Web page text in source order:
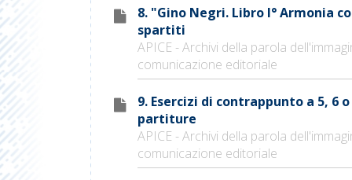
8. "Gino Negri. Libro I° Armonia
spartiti
APICE - Archivi della parola
comunicazione editoriale
9. Esercizi di contrappunto a 5, 6
partiture
APICE - Archivi della parola
comunicazione editoriale